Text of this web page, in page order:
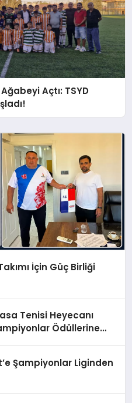
Açtı: TSYD
İçin Güç Birliği
Tenisi Heyecanı
Ödüllerine
Şampiyonlar Liginden